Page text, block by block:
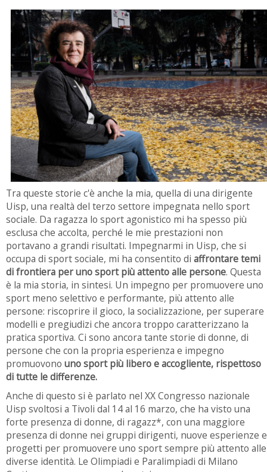
Tra queste storie c'è anche la mia, quella di una dirigente
Uisp, una realtà del terzo settore impegnata nello sport
sociale. Da ragazza lo sport agonistico mi ha spesso più
esclusa che accolta, perché le mie prestazioni non
portavano a grandi risultati. Impegnarmi in Uisp, che si
occupa di sport sociale, mi ha consentito di affrontare temi
di frontiera per uno sport più attento alle persone. Questa
è la mia storia, in sintesi. Un impegno per promuovere uno
sport meno selettivo e performante, più attento alle
persone: riscoprire il gioco, la socializzazione, per superare
modelli e pregiudizi che ancora troppo caratterizzano la
pratica sportiva. Ci sono ancora tante storie di donne, di
persone che con la propria esperienza e impegno
promuovono uno sport più libero e accogliente, rispettoso
di tutte le differenze.
Anche di questo si è parlato nel XX Congresso nazionale
Uisp svoltosi a Tivoli dal 14 al 16 marzo, che ha visto una
forte presenza di donne, di ragazz*, con una maggiore
presenza di donne nei gruppi dirigenti, nuove esperienze e
progetti per promuovere uno sport sempre più attento alle
diverse identità. Le Olimpiadi e Paralimpiadi di Milano